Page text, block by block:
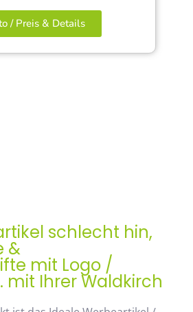
/ Preis & Details
schlecht hin,
&
mit Logo /
mit Ihrer Waldkirch